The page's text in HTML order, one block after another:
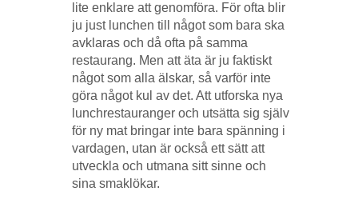
lite enklare att genomföra. För ofta blir
ju just lunchen till något som bara ska
avklaras och då ofta på samma
restaurang. Men att äta är ju faktiskt
något som alla älskar, så varför inte
göra något kul av det. Att utforska nya
lunchrestauranger och utsätta sig själv
för ny mat bringar inte bara spänning i
vardagen, utan är också ett sätt att
utveckla och utmana sitt sinne och
sina smaklökar.